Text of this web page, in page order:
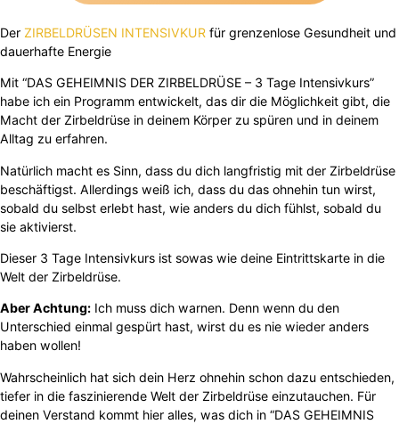
Der ZIRBELDRÜSEN INTENSIVKUR für grenzenlose Gesundheit und
dauerhafte Energie
Mit “DAS GEHEIMNIS DER ZIRBELDRÜSE – 3 Tage Intensivkurs”
habe ich ein Programm entwickelt, das dir die Möglichkeit gibt, die
Macht der Zirbeldrüse in deinem Körper zu spüren und in deinem
Alltag zu erfahren.
Natürlich macht es Sinn, dass du dich langfristig mit der Zirbeldrüse
beschäftigst. Allerdings weiß ich, dass du das ohnehin tun wirst,
sobald du selbst erlebt hast, wie anders du dich fühlst, sobald du
sie aktivierst.
Dieser 3 Tage Intensivkurs ist sowas wie deine Eintrittskarte in die
Welt der Zirbeldrüse.
Aber Achtung: Ich muss dich warnen. Denn wenn du den
Unterschied einmal gespürt hast, wirst du es nie wieder anders
haben wollen!
Wahrscheinlich hat sich dein Herz ohnehin schon dazu entschieden,
tiefer in die faszinierende Welt der Zirbeldrüse einzutauchen. Für
deinen Verstand kommt hier alles, was dich in “DAS GEHEIMNIS